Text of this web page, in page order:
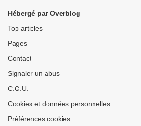
Hébergé par Overblog
Top articles
Pages
Contact
Signaler un abus
C.G.U.
Cookies et données personnelles
Préférences cookies